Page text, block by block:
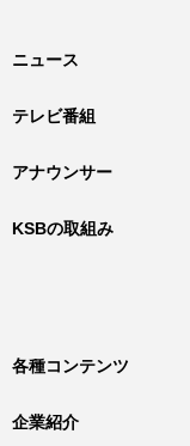
ニュース
テレビ番組
アナウンサー
KSBの取組み
各種コンテンツ
企業紹介